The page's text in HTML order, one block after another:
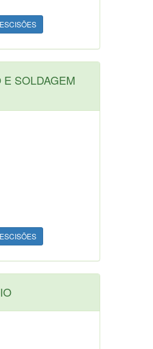
SOLDAGEM